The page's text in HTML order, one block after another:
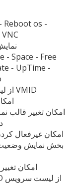
Reboot os -
2 -
- Space - Free
- UpTime -
3 - انتخاب VMID از لیست بدون نياز به VMID
4 -
6 - امکان غیرفعال
8 - امکان